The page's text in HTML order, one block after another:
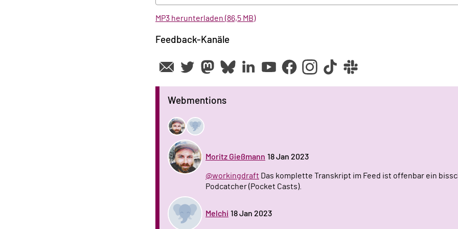
MP3 herunterladen (86,5 MB)
Feedback-Kanäle
Webmentions
Moritz Gießmann 18 Jan 2023
@workingdraft Das komplette Transkript im Feed ist offenbar ein
Podcatcher (Pocket Casts).
Melchi 18 Jan 2023